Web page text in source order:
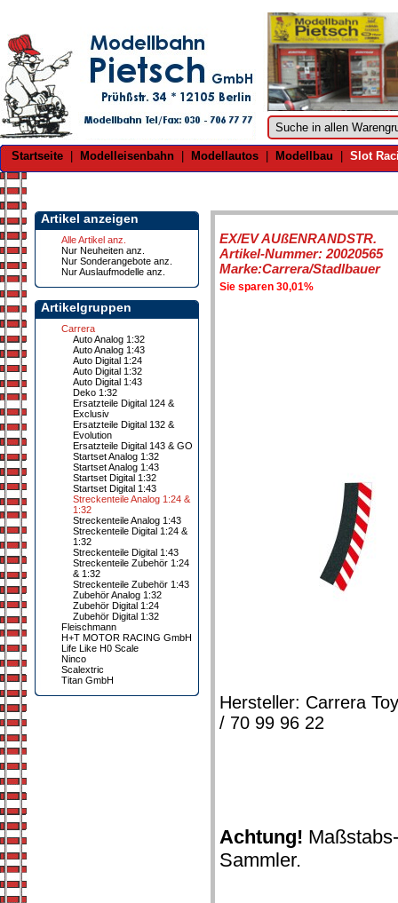
Startseite Modelleisenbahn Modellautos Modellbau Slot
Artikel anzeigen
Alle Artikel anz.
Nur Neuheiten anz.
Nur Sonderangebote anz.
Nur Auslaufmodelle anz.
Artikelgruppen
Carrera
Auto Analog 1:32
Auto Analog 1:43
Auto Digital 1:24
Auto Digital 1:32
Auto Digital 1:43
Deko 1:32
Ersatzteile Digital 124 &
Exclusiv
Ersatzteile Digital 132 &
Evolution
Ersatzteile Digital 143 & GO
Startset Analog 1:32
Startset Analog 1:43
Startset Digital 1:32
Startset Digital 1:43
Streckenteile Analog 1:24 &
1:32
Streckenteile Analog 1:43
Streckenteile Digital 1:24 &
1:32
Streckenteile Digital 1:43
Streckenteile Zubehör 1:24
& 1:32
Streckenteile Zubehör 1:43
Zubehör Analog 1:32
Zubehör Digital 1:24
Zubehör Digital 1:32
Fleischmann
H+T MOTOR RACING GmbH
Life Like H0 Scale
Ninco
Scalextric
Titan GmbH
EX/EV AUßENRANDSTR.
Artikel-Nummer: 20020565
Marke:Carrera/Stadlbauer
Sie sparen 30,01%
Hersteller: Carrera
/ 70 99 96 22
Achtung!
Sammler.